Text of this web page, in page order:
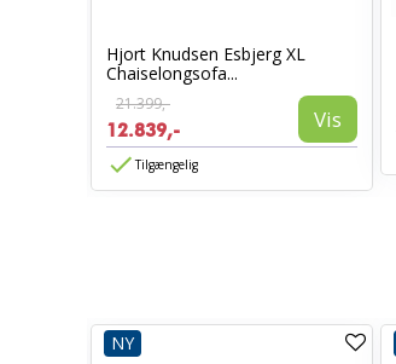
Hjort Knudsen Esbjerg XL
Chaiselongsofa...
21.399,-
12.839,- Vis
Tilgængelig
NY